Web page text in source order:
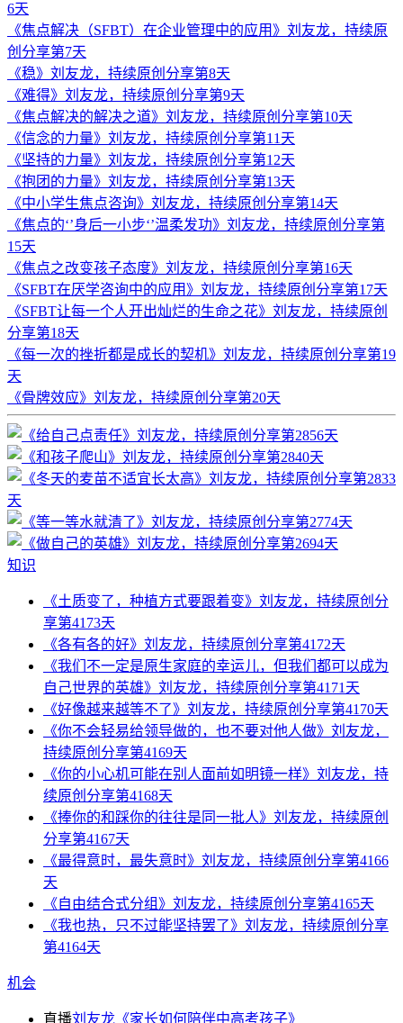
6天
《焦点解决（SFBT）在企业管理中的应用》刘友龙，持续原
创分享第7天
《稳》刘友龙，持续原创分享第8天
《难得》刘友龙，持续原创分享第9天
《焦点解决的解决之道》刘友龙，持续原创分享第10天
《信念的力量》刘友龙，持续原创分享第11天
《坚持的力量》刘友龙，持续原创分享第12天
《抱团的力量》刘友龙，持续原创分享第13天
《中小学生焦点咨询》刘友龙，持续原创分享第14天
《焦点的‘’身后一小步‘’温柔发功》刘友龙，持续原创分享第
15天
《焦点之改变孩子态度》刘友龙，持续原创分享第16天
《SFBT在厌学咨询中的应用》刘友龙，持续原创分享第17天
《SFBT让每一个人开出灿烂的生命之花》刘友龙，持续原创
分享第18天
《每一次的挫折都是成长的契机》刘友龙，持续原创分享第19
天
《骨牌效应》刘友龙，持续原创分享第20天
知识
《土质变了，种植方式要跟着变》刘友龙，持续原创分
享第4173天
《各有各的好》刘友龙，持续原创分享第4172天
《我们不一定是原生家庭的幸运儿，但我们都可以成为
自己世界的英雄》刘友龙，持续原创分享第4171天
《好像越来越等不了》刘友龙，持续原创分享第4170天
《你不会轻易给领导做的，也不要对他人做》刘友龙，
持续原创分享第4169天
《你的小心机可能在别人面前如明镜一样》刘友龙，持
续原创分享第4168天
《捧你的和踩你的往往是同一批人》刘友龙，持续原创
分享第4167天
《最得意时，最失意时》刘友龙，持续原创分享第4166
天
《自由结合式分组》刘友龙，持续原创分享第4165天
《我也热，只不过能坚持罢了》刘友龙，持续原创分享
第4164天
机会
直播刘友龙《家长如何陪伴中高考孩子》